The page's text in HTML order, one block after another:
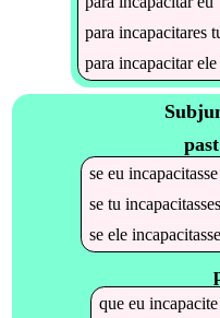
paraincapacitares
paraincapacitarele
se eu incapacitasse
se tu incapacitasses
se ele incapacitasse
que eu incapacite